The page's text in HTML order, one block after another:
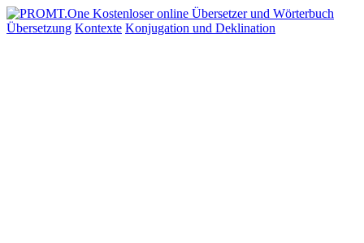
Übersetzung Kontexte Konjugation und Deklination